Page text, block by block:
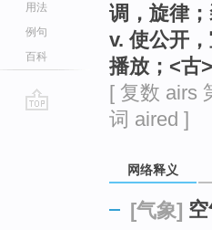
用法
例句
百科
调，旋律
v. 使公开
播放；<古
[ 复数 airs
词 aired ]
网络释义
[气象]